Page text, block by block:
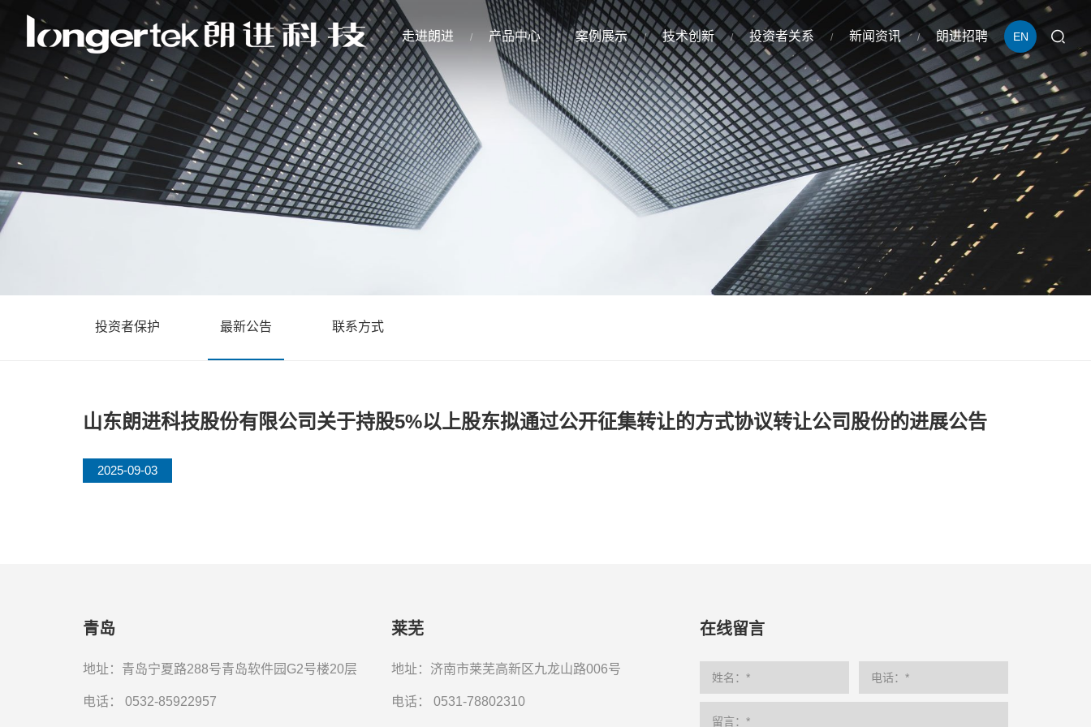
EN
走进朗进 产品中心 案例展示 技术创新 投资者关系 新闻资讯 朗进招聘
投资者保护 最新公告 联系方式
山东朗进科技股份有限公司关于持股5%以上股东拟通过公开征集转让的方式协议转让公司股份的进展公告
2025-09-03
青岛
地址：青岛宁夏路288号青岛软件园G2号楼20层
电话： 0532-85922957
莱芜
地址：济南市莱芜高新区九龙山路006号
电话：0531-78802310
在线留言